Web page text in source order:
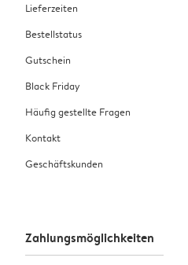
Lieferzeiten
Bestellstatus
Gutschein
Black Friday
Häufig gestellte Fragen
Kontakt
Geschäftskunden
Zahlungsmöglichkeiten